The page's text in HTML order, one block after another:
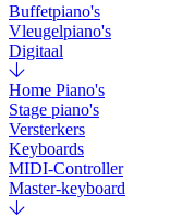
Buffetpiano's
Vleugelpiano's
Digitaal
Home Piano's
Stage piano's
Versterkers
Keyboards
MIDI-Controller
Master-keyboard